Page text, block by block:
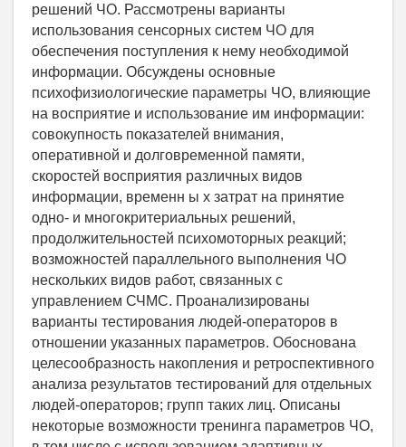
решений ЧО. Рассмотрены варианты
использования сенсорных систем ЧО для
обеспечения поступления к нему необходимой
информации. Обсуждены основные
психофизиологические параметры ЧО, влияющие
на восприятие и использование им информации:
совокупность показателей внимания,
оперативной и долговременной памяти,
скоростей восприятия различных видов
информации, временн ы х затрат на принятие
одно- и многокритериальных решений,
продолжительностей психомоторных реакций;
возможностей параллельного выполнения ЧО
нескольких видов работ, связанных с
управлением СЧМС. Проанализированы
варианты тестирования людей-операторов в
отношении указанных параметров. Обоснована
целесообразность накопления и ретроспективного
анализа результатов тестирований для отдельных
людей-операторов; групп таких лиц. Описаны
некоторые возможности тренинга параметров ЧО,